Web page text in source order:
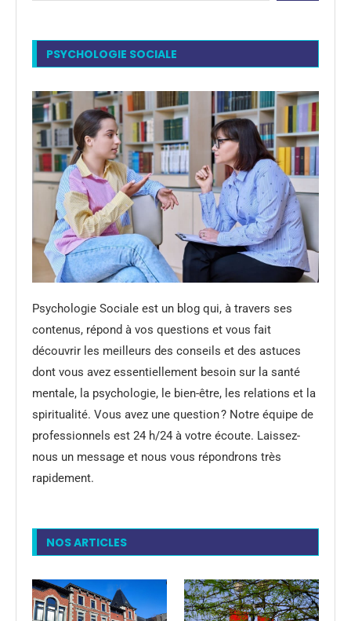
PSYCHOLOGIE SOCIALE
Psychologie Sociale est un blog qui, à travers ses
contenus, répond à vos questions et vous fait
découvrir les meilleurs des conseils et des astuces
dont vous avez essentiellement besoin sur la santé
mentale, la psychologie, le bien-être, les relations et la
spiritualité. Vous avez une question ? Notre équipe de
professionnels est 24 h/24 à votre écoute. Laissez-
nous un message et nous vous répondrons très
rapidement.
NOS ARTICLES